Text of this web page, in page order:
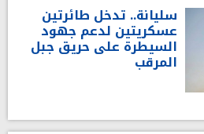
سليانة.. تدخل طائرتين
عسكريتين لدعم جهود
السيطرة على حريق جبل
المرقب